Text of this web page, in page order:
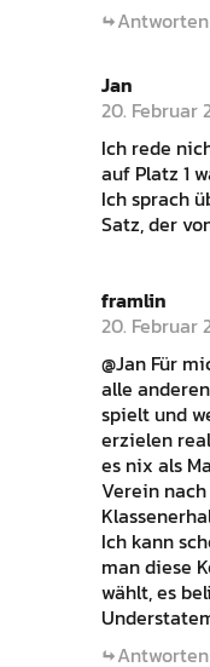
Antworten
Jan
20. Februar
Ich rede
auf Platz 1
Ich sprach
Satz, der
framlin
20. Februar
@Jan Für
alle
spielt und
erzielen
es nix als
Verein
Ich kann
man diese
wählt, es
Antworten